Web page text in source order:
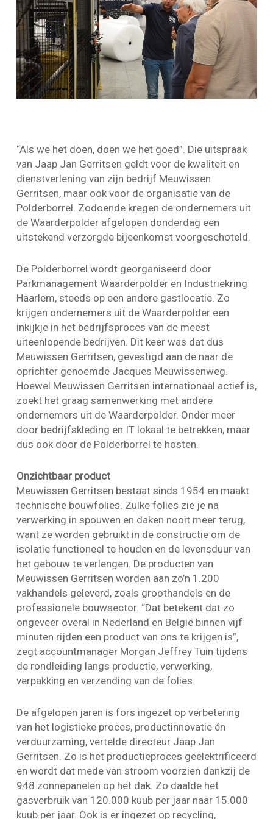
“Als we het doen, doen we het goed”. Die uitspraak
van Jaap Jan Gerritsen geldt voor de kwaliteit en
dienstverlening van zijn bedrijf Meuwissen
Gerritsen, maar ook voor de organisatie van de
Polderborrel. Zodoende kregen de ondernemers uit
de Waarderpolder afgelopen donderdag een
uitstekend verzorgde bijeenkomst voorgeschoteld.
De Polderborrel wordt georganiseerd door
Parkmanagement Waarderpolder en Industriekring
Haarlem, steeds op een andere gastlocatie. Zo
krijgen ondernemers uit de Waarderpolder een
inkijkje in het bedrijfsproces van de meest
uiteenlopende bedrijven. Dit keer was dat dus
Meuwissen Gerritsen, gevestigd aan de naar de
oprichter genoemde Jacques Meuwissenweg.
Hoewel Meuwissen Gerritsen internationaal actief is,
zoekt het graag samenwerking met andere
ondernemers uit de Waarderpolder. Onder meer
door bedrijfskleding en IT lokaal te betrekken, maar
dus ook door de Polderborrel te hosten.
Onzichtbaar product
Meuwissen Gerritsen bestaat sinds 1954 en maakt
technische bouwfolies. Zulke folies zie je na
verwerking in spouwen en daken nooit meer terug,
want ze worden gebruikt in de constructie om de
isolatie functioneel te houden en de levensduur van
het gebouw te verlengen. De producten van
Meuwissen Gerritsen worden aan zo’n 1.200
vakhandels geleverd, zoals groothandels en de
professionele bouwsector. “Dat betekent dat zo
ongeveer overal in Nederland en België binnen vijf
minuten rijden een product van ons te krijgen is”,
zegt accountmanager Morgan Jeffrey Tuin tijdens
de rondleiding langs productie, verwerking,
verpakking en verzending van de folies.
De afgelopen jaren is fors ingezet op verbetering
van het logistieke proces, productinnovatie én
verduurzaming, vertelde directeur Jaap Jan
Gerritsen. Zo is het productieproces geëlektrificeerd
en wordt dat mede van stroom voorzien dankzij de
948 zonnepanelen op het dak. Zo daalde het
gasverbruik van 120.000 kuub per jaar naar 15.000
kuub per jaar. Ook is er ingezet op recycling,